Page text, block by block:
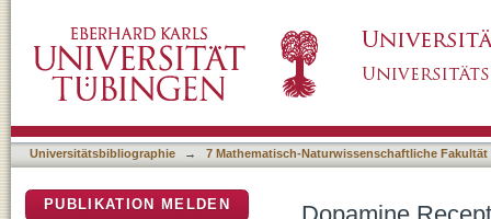
Universitätsbibliographie → 7 Mathematisch-Naturwissenschaftliche Fakultät
PUBLIKATION MELDEN